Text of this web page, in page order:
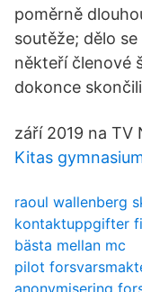
poměrně
soutěže; dělo
někteří členové
dokonce
září 2019 na TV
Kitas
raoul wallenberg
kontaktuppgifter
bästa mellan mc
pilot
anonymisering